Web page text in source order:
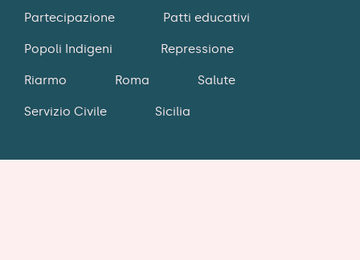
Partecipazione Patti educativi
Popoli Indigeni Repressione
Riarmo Roma Salute
Servizio Civile Sicilia